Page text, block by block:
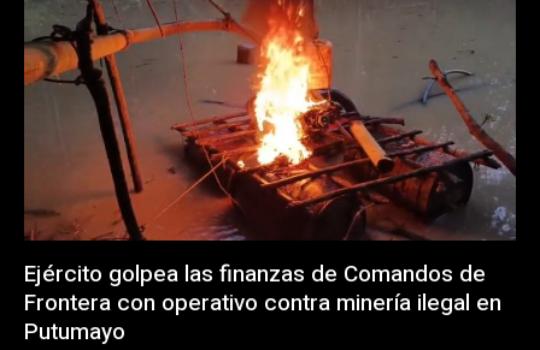
Ejército golpea las finanzas de Comandos de
Frontera con operativo contra minería ilegal en
Putumayo